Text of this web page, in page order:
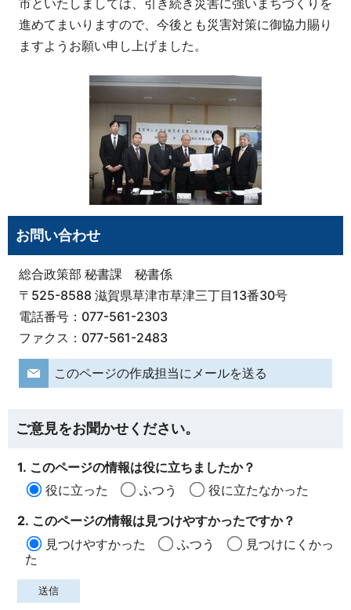
市といたしましては、引き続き災害に強いまちづくりを
進めてまいりますので、今後とも災害対策に御協力賜り
ますようお願い申し上げました。
お問い合わせ
総合政策部 秘書課 秘書係
〒525-8588 滋賀県草津市草津三丁目13番30号
電話番号：077-561-2303
ファクス：077-561-2483
このページの作成担当にメールを送る
ご意見をお聞かせください。
1. このページの情報は役に立ちましたか？
役に立った
ふつう
役に立たなかった
2. このページの情報は見つけやすかったですか？
見つけやすかった
ふつう
見つけにくかっ
た